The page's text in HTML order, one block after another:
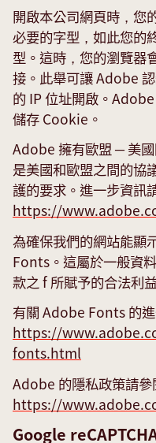
開啟本公司網頁時，您
必要的字型，如此您的
型。這時，您的瀏覽器
接。此舉可讓 Adobe
的 IP 位址開啟。
儲存 Cookie。
Adobe 擁有歐盟 ─ 美
是美國和歐盟之間的協
護的要求。進一步資訊
https://
為確保我們的網站能顯
Fonts。這屬於一般資
款之 f 所賦予的合法利
有關 Adobe Fonts 的
https://
fonts.html
Adobe 的隱私政策請參
https://
Google